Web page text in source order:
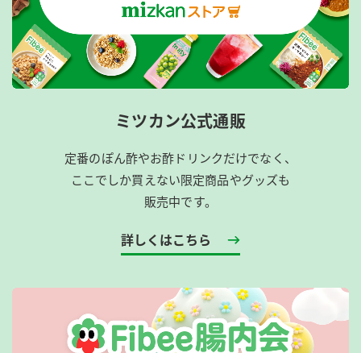
ミツカン公式通販
定番のぽん酢やお酢ドリンクだけでなく、
ここでしか買えない限定商品やグッズも
販売中です。
詳しくはこちら